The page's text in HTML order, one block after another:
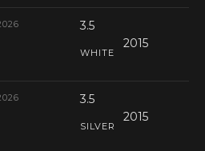
3.5
2015
WHITE
3.5
2015
SILVER